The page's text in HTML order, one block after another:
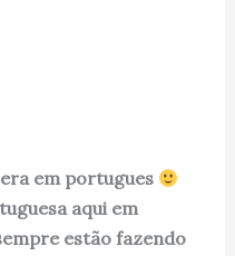
em portugues
aqui em
estão fazendo